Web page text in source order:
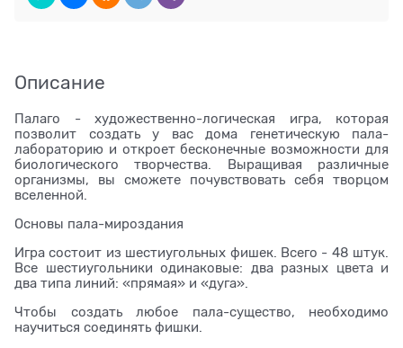
Описание
Палаго - художественно-логическая игра, которая
позволит создать у вас дома генетическую пала-
лабораторию и откроет бесконечные возможности для
биологического творчества. Выращивая различные
организмы, вы сможете почувствовать себя творцом
вселенной.
Основы пала-мироздания
Игра состоит из шестиугольных фишек. Всего - 48 штук.
Все шестиугольники одинаковые: два разных цвета и
два типа линий: «прямая» и «дуга».
Чтобы создать любое пала-существо, необходимо
научиться соединять фишки.